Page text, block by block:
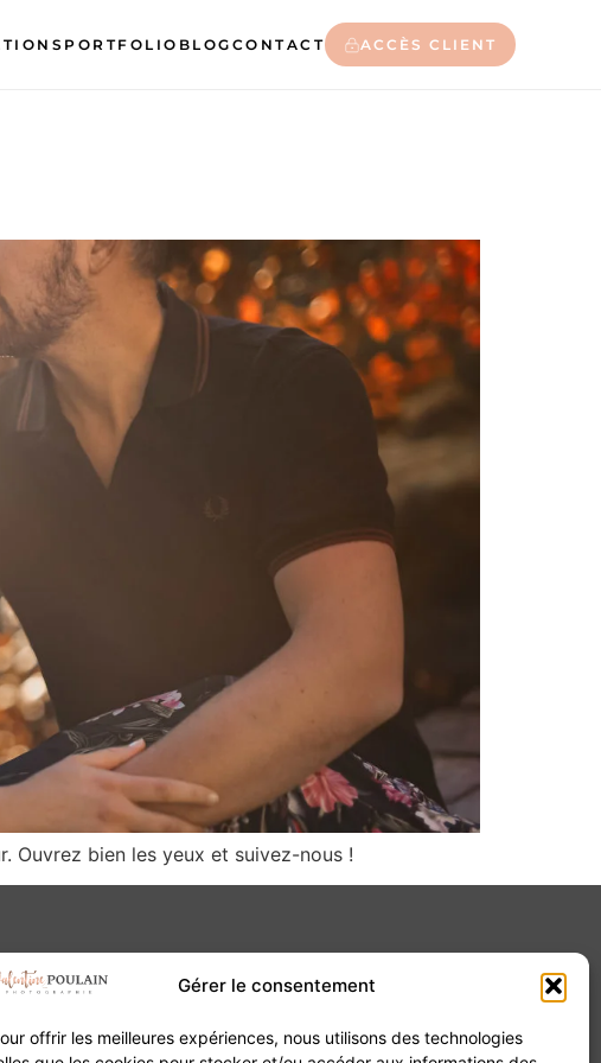
Gérer le consentement
offrir les meilleures expériences, nous utilisons des technologies
PORTFOLIO BLOG CONTACT ACCÈS CLIENT
Ouvrez bien les yeux et suivez-nous !
Contact
20B Grand Rue 68180 Horbourg-Wihr